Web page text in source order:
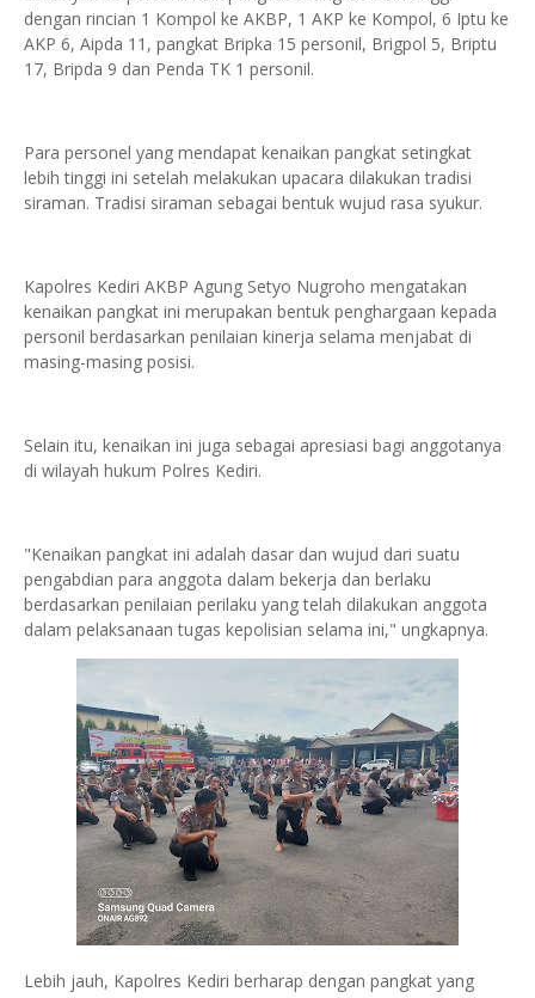
dengan rincian 1 Kompol ke AKBP, 1 AKP ke Kompol, 6 Iptu ke
AKP 6, Aipda 11, pangkat Bripka 15 personil, Brigpol 5, Briptu
17, Bripda 9 dan Penda TK 1 personil.
Para personel yang mendapat kenaikan pangkat setingkat
lebih tinggi ini setelah melakukan upacara dilakukan tradisi
siraman. Tradisi siraman sebagai bentuk wujud rasa syukur.
Kapolres Kediri AKBP Agung Setyo Nugroho mengatakan
kenaikan pangkat ini merupakan bentuk penghargaan kepada
personil berdasarkan penilaian kinerja selama menjabat di
masing-masing posisi.
Selain itu, kenaikan ini juga sebagai apresiasi bagi anggotanya
di wilayah hukum Polres Kediri.
"Kenaikan pangkat ini adalah dasar dan wujud dari suatu
pengabdian para anggota dalam bekerja dan berlaku
berdasarkan penilaian perilaku yang telah dilakukan anggota
dalam pelaksanaan tugas kepolisian selama ini," ungkapnya.
Lebih jauh, Kapolres Kediri berharap dengan pangkat yang